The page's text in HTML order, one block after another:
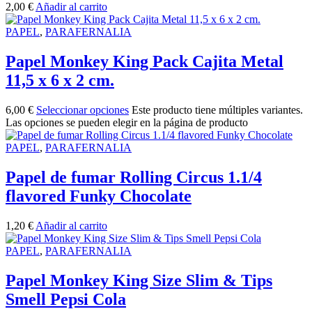
2,00 €Añadir al carrito
PAPEL, PARAFERNALIA
Papel Monkey King Pack Cajita Metal
11,5 x 6 x 2 cm.
6,00 € Seleccionar opciones Este producto tiene múltiples variantes.
Las opciones se pueden elegir en la página de producto
PAPEL, PARAFERNALIA
Papel de fumar Rolling Circus 1.1/4
flavored Funky Chocolate
1,20 € Añadir al carrito
PAPEL, PARAFERNALIA
Papel Monkey King Size Slim & Tips
Smell Pepsi Cola